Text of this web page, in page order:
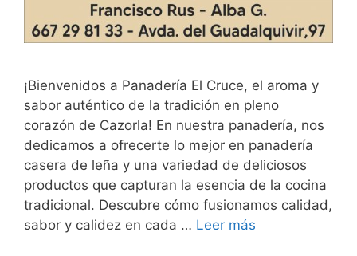
¡Bienvenidos a Panadería El Cruce, el aroma y
sabor auténtico de la tradición en pleno
corazón de Cazorla! En nuestra panadería, nos
dedicamos a ofrecerte lo mejor en panadería
casera de leña y una variedad de deliciosos
productos que capturan la esencia de la cocina
tradicional. Descubre cómo fusionamos calidad,
sabor y calidez en cada … Leer más